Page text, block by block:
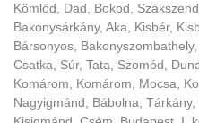
Kömlőd, Dad, Bokod,
Bakonysárkány, Aka, Kisbér,
Bársonyos,
Csatka, Súr, Tata, Szomód,
Komárom, Komárom, Mocsa,
Nagyigmánd, Bábolna, Tárkány,